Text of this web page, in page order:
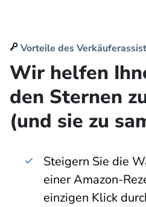
Vorteile des
Wir helfen
den Sternen
(und sie zu
Steigern Sie die
einer Amazon-
einzigen Klick